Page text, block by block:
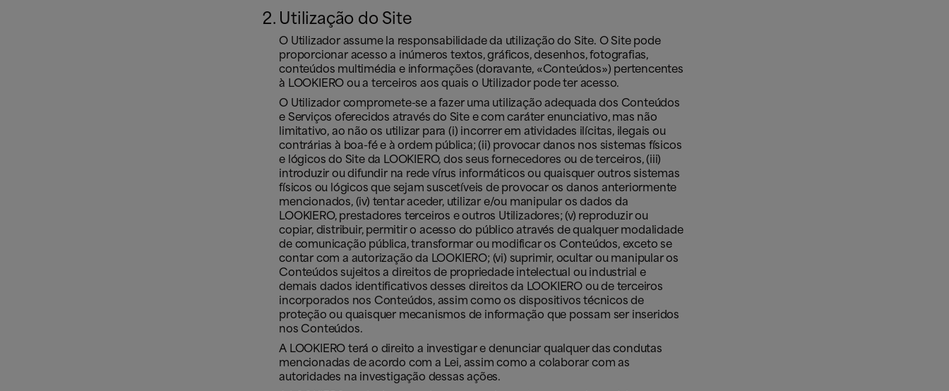
Utilização do Site
O Utilizador assume la responsabilidade da utilização do Site. O Site pode
proporcionar acesso a inúmeros textos, gráficos, desenhos, fotografias,
conteúdos multimédia e informações (doravante, «Conteúdos») pertencentes
à LOOKIERO ou a terceiros aos quais o Utilizador pode ter acesso.
O Utilizador compromete-se a fazer uma utilização adequada dos Conteúdos
e Serviços oferecidos através do Site e com caráter enunciativo, mas não
limitativo, ao não os utilizar para (i) incorrer em atividades ilícitas, ilegais ou
contrárias à boa-fé e à ordem pública; (ii) provocar danos nos sistemas físicos
e lógicos do Site da LOOKIERO, dos seus fornecedores ou de terceiros, (iii)
introduzir ou difundir na rede vírus informáticos ou quaisquer outros sistemas
físicos ou lógicos que sejam suscetíveis de provocar os danos anteriormente
mencionados, (iv) tentar aceder, utilizar e/ou manipular os dados da
LOOKIERO, prestadores terceiros e outros Utilizadores; (v) reproduzir ou
copiar, distribuir, permitir o acesso do público através de qualquer modalidade
de comunicação pública, transformar ou modificar os Conteúdos, exceto se
contar com a autorização da LOOKIERO; (vi) suprimir, ocultar ou manipular os
Conteúdos sujeitos a direitos de propriedade intelectual ou industrial e
demais dados identificativos desses direitos da LOOKIERO ou de terceiros
incorporados nos Conteúdos, assim como os dispositivos técnicos de
proteção ou quaisquer mecanismos de informação que possam ser inseridos
nos Conteúdos.
A LOOKIERO terá o direito a investigar e denunciar qualquer das condutas
mencionadas de acordo com a Lei, assim como a colaborar com as
autoridades na investigação dessas ações.